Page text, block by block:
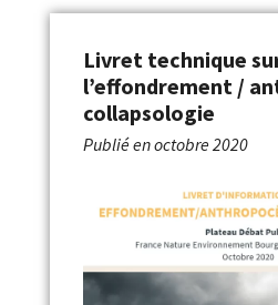
Livret technique
l’effondrement /
collapsologie
Publié enoctobre 2020